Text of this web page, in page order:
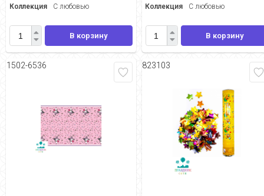
Коллекция С любовью
В корзину
Коллекция С любовью
В корзину
1502-6536 823103